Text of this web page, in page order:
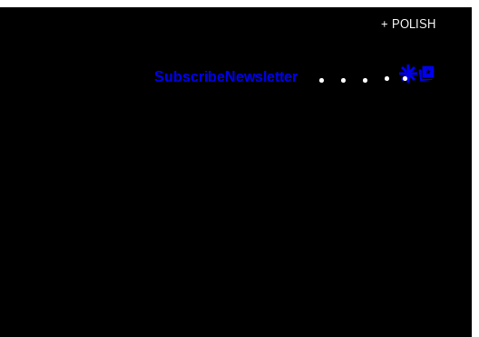
+ POLISH
SubscribeNewsletter Instagram
TikTok
YouTube
Google